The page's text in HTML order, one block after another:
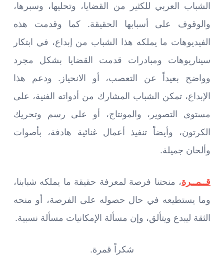
الشباب العربي للكثير من القضايا، وتحليها، وسبرها،
والوقوف على أسبابها الحقيقة. كما وقدمت هذه
الفيديوهات ما يملكه هذا الشباب من إبداع، في ابتكار
سيناريوهات ومبادرات قدمت القضايا بشكل مجرد
وواضح بعيداً عن التعصب، أو الانحياز. ودعم هذا
الإبداع، تمكن الشباب المشارك من أدواته الفنية، على
مستوى التصوير، والمونتاج، أو على رسم وتحريك
الكرتون، وأيضاً تنفيذ أعمال غنائية هادفة، بأصوات
وألحان جميلة.
قــمــرة، منحتنا فرصة لمعرفة حقيقة ما يملكه شبابنا،
وما يستطيعه في حال حصوله على الفرصة، أو منحه
الثقة ليبدع ويتألق، وإن مسألة الإمكانيات مسألة نسبية.
شكراً قمرة.